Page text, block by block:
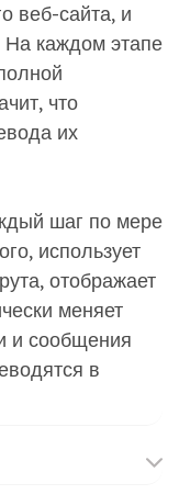
веб-сайта, и
На каждом этапе
что
их
шаг по мере
использует
отображает
меняет
и сообщения
в